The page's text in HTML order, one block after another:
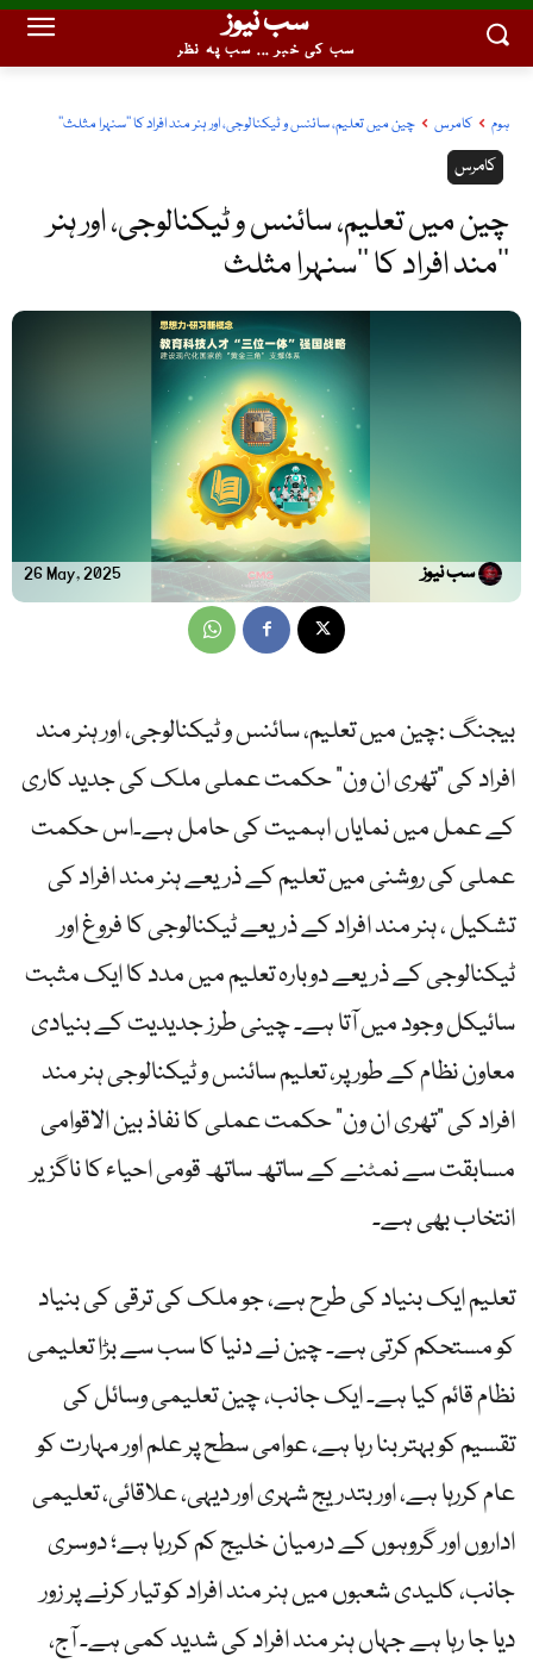
سب نیوز
سب کی خبر ... سب پہ نظر
ہوم کامرس چین میں تعلیم، سائنس و ٹیکنالوجی، اور ہنر مند افراد کا ’’سنہرا مثلث‘‘
کامرس
چین میں تعلیم، سائنس و ٹیکنالوجی، اور ہنر
مند افراد کا ’’سنہرا مثلث‘‘
26 May, 2025 سب نیوز
بیجنگ :چین میں تعلیم، سائنس و ٹیکنالوجی، اور ہنر مند
افراد کی “تھری ان ون” حکمت عملی ملک کی جدید کاری
کے عمل میں نمایاں اہمیت کی حامل ہے۔اس حکمت
عملی کی روشنی میں تعلیم کے ذریعے ہنر مند افراد کی
تشکیل ، ہنر مند افراد کے ذریعے ٹیکنالوجی کا فروغ اور
ٹیکنالوجی کے ذریعے دوبارہ تعلیم میں مدد کا ایک مثبت
سائیکل وجود میں آتا ہے۔ چینی طرز جدیدیت کے بنیادی
معاون نظام کے طور پر، تعلیم سائنس و ٹیکنالوجی ہنر مند
افراد کی “تھری ان ون” حکمت عملی کا نفاذ بین الاقوامی
مسابقت سے نمٹنے کے ساتھ ساتھ قومی احیاء کا ناگزیر
انتخاب بھی ہے۔
تعلیم ایک بنیاد کی طرح ہے، جو ملک کی ترقی کی بنیاد
کو مستحکم کرتی ہے۔ چین نے دنیا کا سب سے بڑا تعلیمی
نظام قائم کیا ہے۔ ایک جانب، چین تعلیمی وسائل کی
تقسیم کو بہتر بنا رہا ہے، عوامی سطح پر علم اور مہارت کو
عام کررہا ہے، اور بتدریج شہری اور دیہی، علاقائی، تعلیمی
اداروں اور گروہوں کے درمیان خلیج کم کررہا ہے؛ دوسری
جانب، کلیدی شعبوں میں ہنر مند افراد کو تیار کرنے پر زور
دیا جا رہا ہے جہاں ہنر مند افراد کی شدید کمی ہے۔ آج،